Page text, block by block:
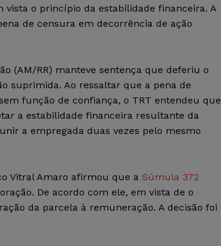
o princípio da estabilidade financeira. A
de censura em decorrência de ação
(AM/RR) manteve sentença que deferiu o
suprimida. Ao ressaltar que a pena de
função de confiança, o TRT entendeu que
a estabilidade financeira resultante da
a empregada duas vezes pelo mesmo
Vitral Amaro afirmou que a Súmula 372
De acordo com ele, em vista de o
da parcela à remuneração. A decisão foi